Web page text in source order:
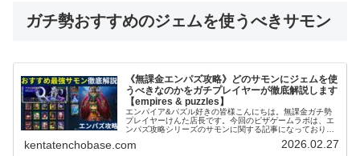
ガチ勢おすすめのジェムを使うべきサモン
《無課金エンパズ攻略》どのサモンにジェムを使
うべきなのかをガチプレイヤーが徹底解説します
【empires & puzzles】
エンパイア&パズル好きの皆様こんにちは。無課金ガチ勢
プレイヤーけんた店長です。今回のピザゲームラボは、エ
ンパズ攻略シリーズのサモンに関する記事になっておりま
筆者が、多くのプレイヤーさんが迷...
kentatenchobase.com 2026.02.27